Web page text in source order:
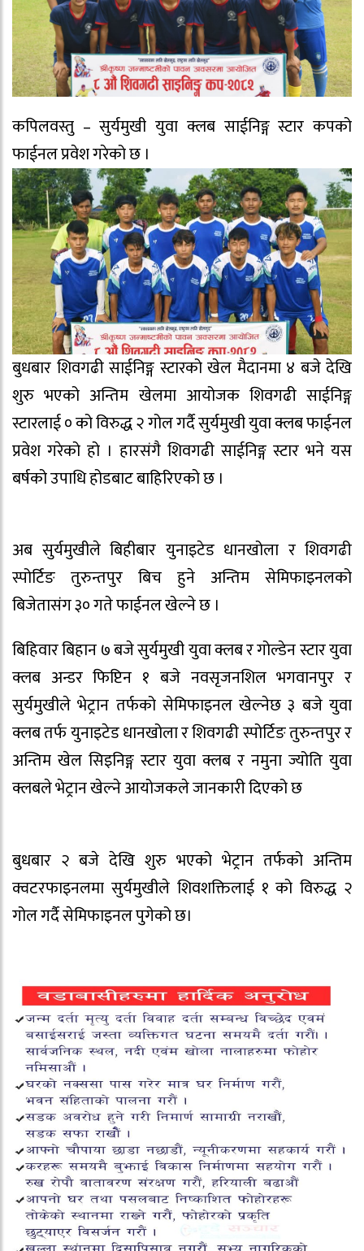
कपिलवस्तु – सुर्यमुखी युवा क्लब साईनिङ्ग स्टार कपको
फाईनल प्रवेश गरेको छ ।
बुधबार शिवगढी साईनिङ्ग स्टारको खेल मैदानमा ४ बजे देखि
शुरु भएको अन्तिम खेलमा आयोजक शिवगढी साईनिङ्ग
स्टारलाई ० को विरुद्ध २ गोल गर्दै सुर्यमुखी युवा क्लब फाईनल
प्रवेश गरेको हो । हारसंगै शिवगढी साईनिङ्ग स्टार भने यस
बर्षको उपाधि होडबाट बाहिरिएको छ ।
अब सुर्यमुखीले बिहीबार युनाइटेड धानखोला र शिवगढी
स्पोर्टिङ तुरुन्तपुर बिच हुने अन्तिम सेमिफाइनलको
बिजेतासंग ३० गते फाईनल खेल्ने छ ।
बिहिवार बिहान ७ बजे सुर्यमुखी युवा क्लब र गोल्डेन स्टार युवा
क्लब अन्डर फिप्टिन १ बजे नवसृजनशिल भगवानपुर र
सुर्यमुखीले भेट्रान तर्फको सेमिफाइनल खेल्नेछ ३ बजे युवा
क्लब तर्फ युनाइटेड धानखोला र शिवगढी स्पोर्टिङ तुरुन्तपुर र
अन्तिम खेल सिइनिङ्ग स्टार युवा क्लब र नमुना ज्योति युवा
क्लबले भेट्रान खेल्ने आयोजकले जानकारी दिएको छ
बुधबार २ बजे देखि शुरु भएको भेट्रान तर्फको अन्तिम
क्वटरफाइनलमा सुर्यमुखीले शिवशक्तिलाई १ को विरुद्ध २
गोल गर्दै सेमिफाइनल पुगेको छ।